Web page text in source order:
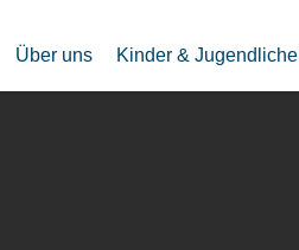
Über uns Kinder & Jugendliche